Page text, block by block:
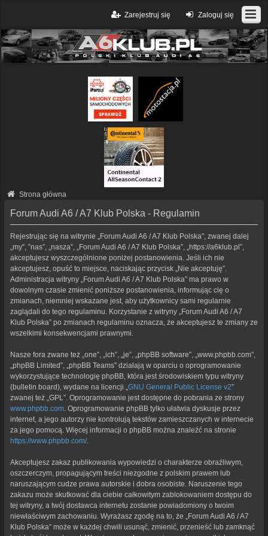
Zaloguj się
Zarejestruj się
Strona główna
Forum Audi A6 / A7 Klub Polska - Regulamin
Rejestrując się na witrynie „Forum Audi A6 / A7 Klub Polska”, zwanej dalej
„my”, ”nas”, „nasza”, „Forum Audi A6 / A7 Klub Polska”, „https://a6klub.pl”,
akceptujesz wyszczególnione poniżej postanowienia. Jeśli ich nie
akceptujesz, opuść to miejsce, naciskając przycisk „Nie akceptuję”.
Administracja witryny „Forum Audi A6 / A7 Klub Polska” ma prawo w
dowolnym czasie zmienić poniższe postanowienia, informując cię o
zmianach, niemniej wskazane jest, aby użytkownicy sami regularnie
zaglądali do tego regulaminu. Korzystanie z witryny „Forum Audi A6 / A7
Klub Polska” po zmianach regulaminu oznacza, że akceptujesz te zmiany ze
wszelkimi konsekwencjami prawnymi.
Nasze fora zwane też „one”, „ich”, „je”, „phpBB software”, „www.phpbb.com”,
„phpBB Limited”, „phpBB Teams” działają w oparciu o oprogramowanie
wykorzystujące technologię phpBB, która jest środowiskiem typu witryny
(bulletin board), wydane na licencji „GNU General Public License v2”
zwanej też „GPL”. Oprogramowanie jest dostępne do pobrania ze strony
www.phpbb.com. Oprogramowanie phpBB tylko ułatwia dyskusje przez
internet, a jego autorzy nie kontrolują tekstów zamieszczanych w internecie
za jego pomocą. Więcej informacji o phpBB można znaleźć na stronie
https://www.phpbb.com/.
Akceptujesz zakaz publikowania wypowiedzi o charakterze obraźliwym,
oszczerczym, propagującym treści niezgodne z polskim prawem lub
naruszającym cudze prawa autorskie i dobra osobiste. Naruszenie tego
zakazu może skutkować dla ciebie całkowitym zablokowaniem dostępu do
tej witryny, a twój dostawca internetu zostanie powiadomiony o twoim
niewłaściwym zachowaniu. Wyrażasz zgodę na to, że „Forum Audi A6 / A7
Klub Polska” może w każdej chwili usunąć, zmienić, przenieść lub zamknąć